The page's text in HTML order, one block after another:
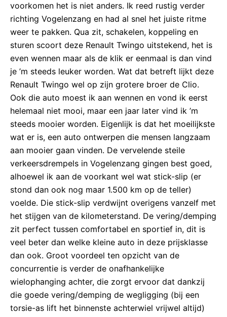
voorkomen het is niet anders. Ik reed rustig verder
richting Vogelenzang en had al snel het juiste ritme
weer te pakken. Qua zit, schakelen, koppeling en
sturen scoort deze Renault Twingo uitstekend, het is
even wennen maar als de klik er eenmaal is dan vind
je ’m steeds leuker worden. Wat dat betreft lijkt deze
Renault Twingo wel op zijn grotere broer de Clio.
Ook die auto moest ik aan wennen en vond ik eerst
helemaal niet mooi, maar een jaar later vind ik ’m
steeds mooier worden. Eigenlijk is dat het moeilijkste
wat er is, een auto ontwerpen die mensen langzaam
aan mooier gaan vinden. De vervelende steile
verkeersdrempels in Vogelenzang gingen best goed,
alhoewel ik aan de voorkant wel wat stick-slip (er
stond dan ook nog maar 1.500 km op de teller)
voelde. Die stick-slip verdwijnt overigens vanzelf met
het stijgen van de kilometerstand. De vering/demping
zit perfect tussen comfortabel en sportief in, dit is
veel beter dan welke kleine auto in deze prijsklasse
dan ook. Groot voordeel ten opzicht van de
concurrentie is verder de onafhankelijke
wielophanging achter, die zorgt ervoor dat dankzij
die goede vering/demping de wegligging (bij een
torsie-as lift het binnenste achterwiel vrijwel altijd)